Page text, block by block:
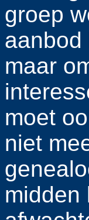
groep
maar
moet
niet
midden